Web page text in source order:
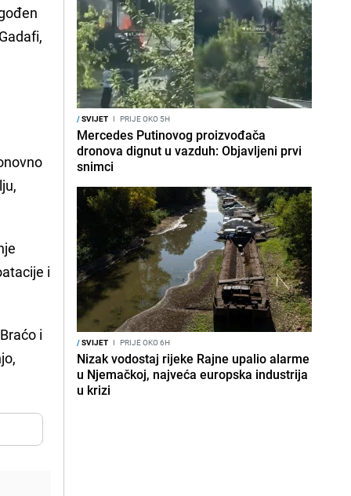
i
i
/SVIJET I PRIJE OKO 5H
Mercedes Putinovog proizvođača
dronova dignut u vazduh: Objavljeni prvi
snimci
/SVIJET I PRIJE OKO 6H
Nizak vodostaj rijeke Rajne upalio alarme
u Njemačkoj, najveća europska industrija
u krizi